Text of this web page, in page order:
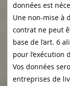
données est
Une non-mise à
contrat ne peut
base de l’art. 6
pour l’exécution
Vos données
entreprises de